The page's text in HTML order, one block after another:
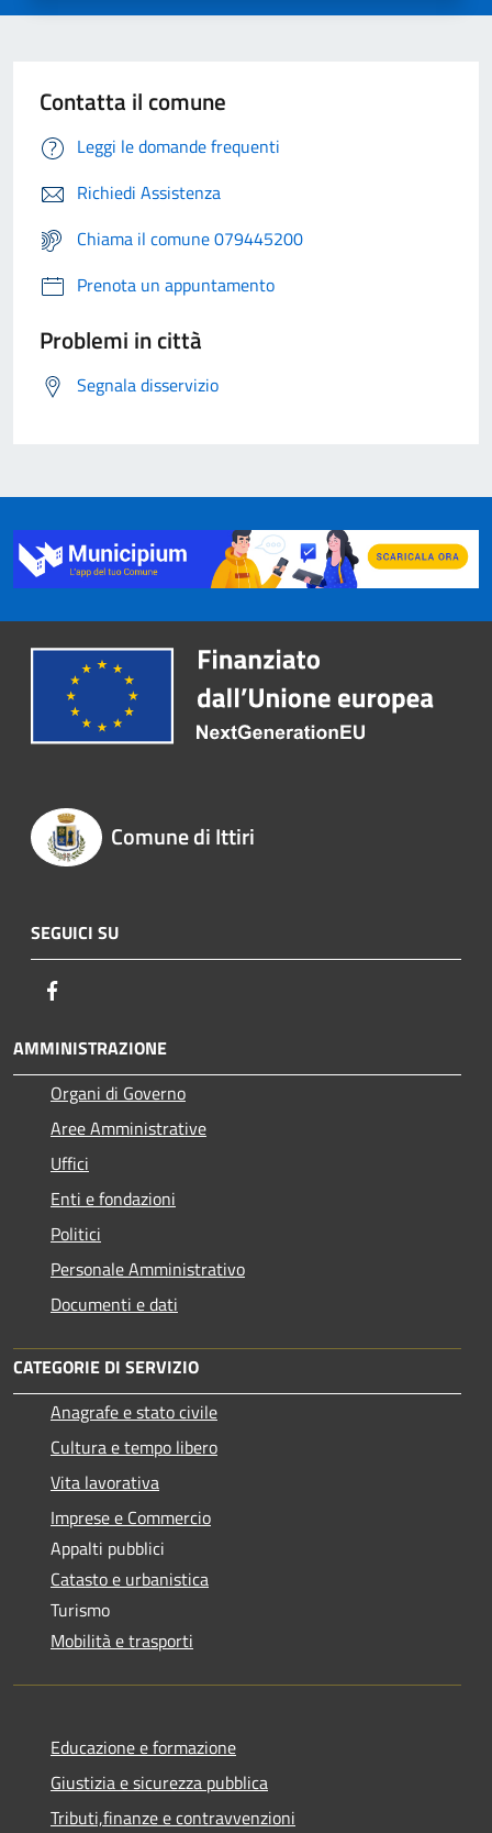
Contatta il comune
Leggi le domande frequenti
Richiedi Assistenza
Chiama il comune 079445200
Prenota un appuntamento
Problemi in città
Segnala disservizio
Comune di Ittiri
SEGUICI SU
AMMINISTRAZIONE
Organi di Governo
Aree Amministrative
Uffici
Enti e fondazioni
Politici
Personale Amministrativo
Documenti e dati
CATEGORIE DI SERVIZIO
Anagrafe e stato civile
Cultura e tempo libero
Vita lavorativa
Imprese e Commercio
Appalti pubblici
Catasto e urbanistica
Turismo
Mobilità e trasporti
Educazione e formazione
Giustizia e sicurezza pubblica
Tributi,finanze e contravvenzioni